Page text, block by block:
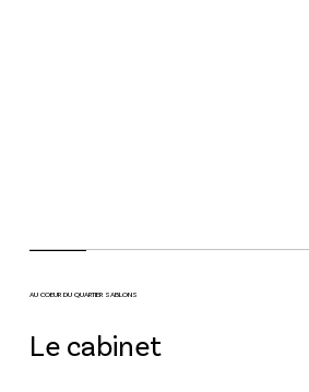
AU COEUR DU QUARTIER SABLONS
Le cabinet